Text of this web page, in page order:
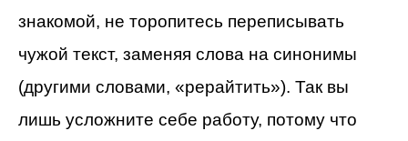
знакомой, не торопитесь переписывать
чужой текст, заменяя слова на синонимы
(другими словами, «рерайтить»). Так вы
лишь усложните себе работу, потому что